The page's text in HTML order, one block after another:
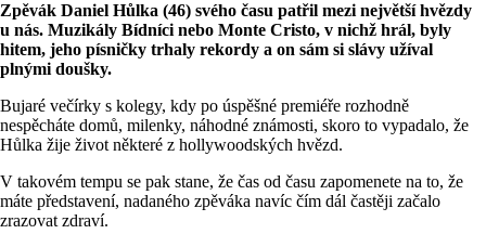
Zpěvák Daniel Hůlka (46) svého času patřil mezi největší hvězdy
u nás. Muzikály Bídníci nebo Monte Cristo, v nichž hrál, byly
hitem, jeho písničky trhaly rekordy a on sám si slávy užíval
plnými doušky.
Bujaré večírky s kolegy, kdy po úspěšné premiéře rozhodně
nespěcháte domů, milenky, náhodné známosti, skoro to vypadalo, že
Hůlka žije život některé z hollywoodských hvězd.
V takovém tempu se pak stane, že čas od času zapomenete na to, že
máte představení, nadaného zpěváka navíc čím dál častěji začalo
zrazovat zdraví.